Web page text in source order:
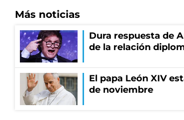
Más noticias
Dura respuesta de
de la relación
El papa León XIV
de noviembre